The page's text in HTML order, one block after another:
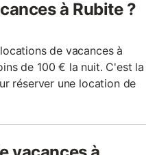
à Rubite ?
de vacances à
de 100 € la nuit. C'est la
réserver une location de